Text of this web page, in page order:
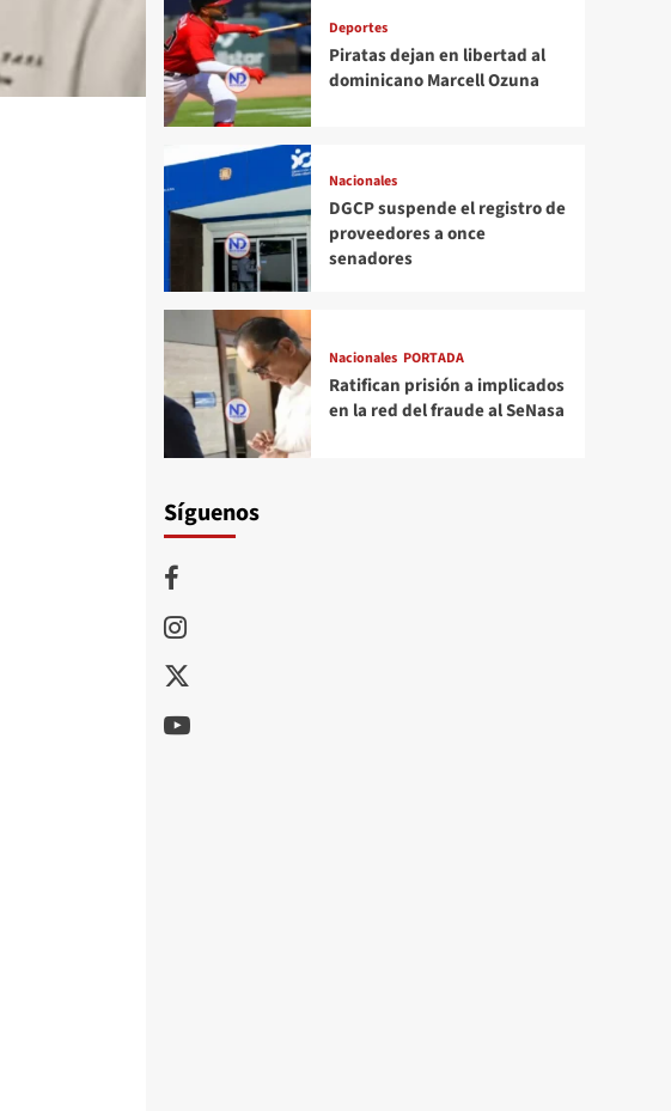
Deportes
Piratas dejan en libertad al
dominicano Marcell Ozuna
Nacionales
DGCP suspende el registro de
proveedores a once
senadores
Nacionales PORTADA
Ratifican prisión a implicados
en la red del fraude al SeNasa
Síguenos